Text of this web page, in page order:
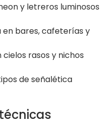
y letreros luminosos
bares, cafeterías y
rasos y nichos
de señalética